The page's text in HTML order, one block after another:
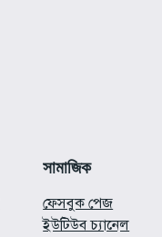
সামাজিক
ফেসবুক পেজ
ইউটিউব চ্যানেল